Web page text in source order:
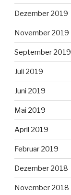
Dezember 2019
November 2019
September 2019
Juli 2019
Juni 2019
Mai 2019
April 2019
Februar 2019
Dezember 2018
November 2018